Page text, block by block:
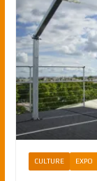
CULTURE EXPO